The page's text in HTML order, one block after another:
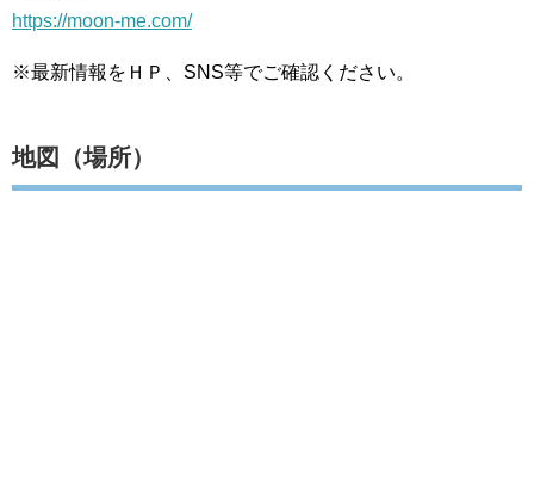
https://moon-me.com/
※最新情報をＨＰ、SNS等でご確認ください。
地図（場所）